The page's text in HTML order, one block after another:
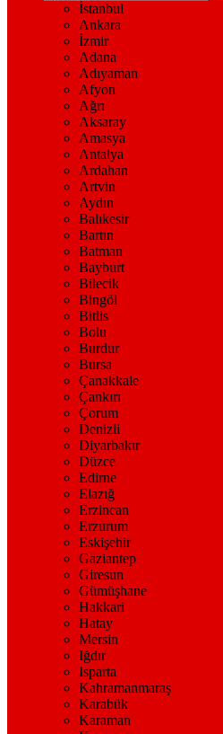
İstanbul
Ankara
İzmir
Adana
Adıyaman
Afyon
Ağrı
Aksaray
Amasya
Antalya
Ardahan
Artvin
Aydın
Balıkesir
Bartın
Batman
Bayburt
Bilecik
Bingöl
Bitlis
Bolu
Burdur
Bursa
Çanakkale
Çankırı
Çorum
Denizli
Diyarbakır
Düzce
Edirne
Elazığ
Erzincan
Erzurum
Eskişehir
Gaziantep
Giresun
Gümüşhane
Hakkari
Hatay
Mersin
Iğdır
Isparta
Kahramanmaraş
Karabük
Karaman